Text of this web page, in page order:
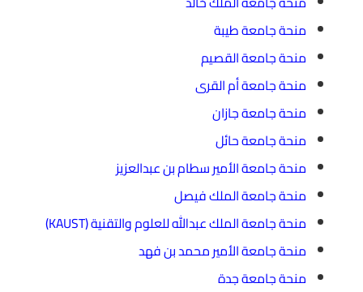
منحة جامعة طيبة
منحة جامعة القصيم
منحة جامعة أم القرى
منحة جامعة جازان
منحة جامعة حائل
منحة جامعة الأمير سطام بن عبدالعزيز
منحة جامعة الملك فيصل
منحة جامعة الملك عبدالله للعلوم والتقنية (KAUST)
منحة جامعة الأمير محمد بن فهد
منحة جامعة جدة